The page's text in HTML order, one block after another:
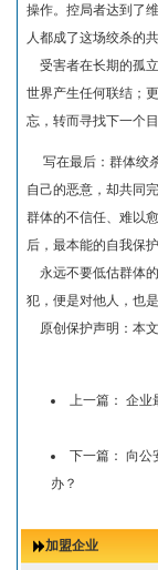
操作。控局者达到了
人都成了这场绞杀的共
受害者在长期的孤
世界产生任何联结；
忘，转而寻找下一个
写在最后：群体绞
自己的恶意，却共同
群体的不信任、难以
后，最本能的自我保护
永远不要低估群体
犯，便是对他人，也
原创保护声明：本
上一篇： 企业
下一篇： 向公
办？
加盟企业